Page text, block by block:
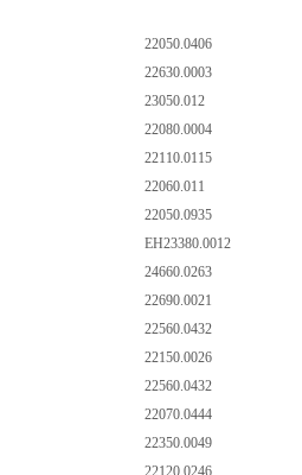
22050.0406
22630.0003
23050.012
22080.0004
22110.0115
22060.011
22050.0935
EH23380.0012
24660.0263
22690.0021
22560.0432
22150.0026
22560.0432
22070.0444
22350.0049
22120.0246